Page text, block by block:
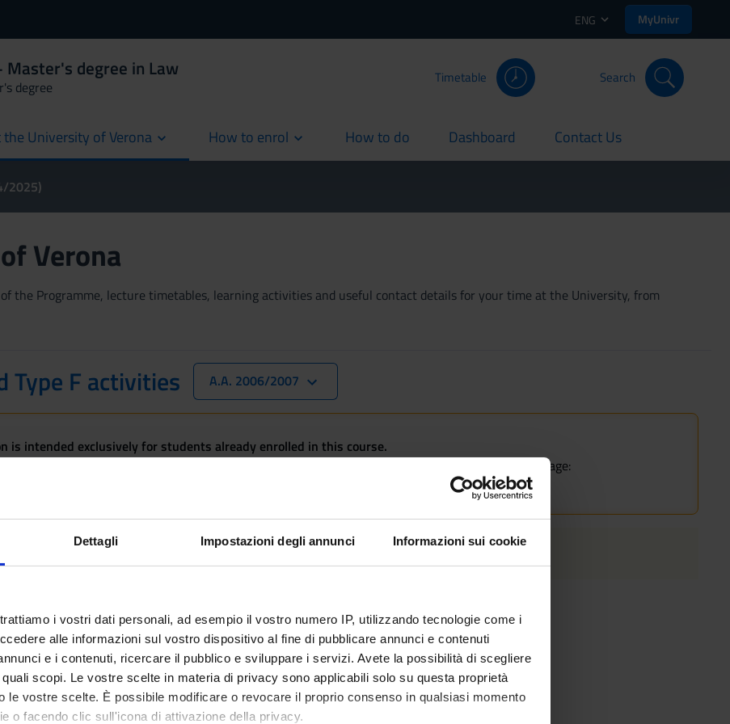
Dettagli Impostazioni degli annunci Informazioni sui cookie
trattiamo i vostri dati personali, ad esempio il vostro numero IP, utilizzando tecnologie come i
alle informazioni sul vostro dispositivo al fine di pubblicare annunci e contenuti
e i contenuti, ricercare il pubblico e sviluppare i servizi. Avete la possibilità di scegliere
scopi. Le vostre scelte in materia di privacy sono applicabili solo su questa proprietà
le vostre scelte. È possibile modificare o revocare il proprio consenso in qualsiasi momento
o facendo clic sull'icona di attivazione della privacy.
ENG MyUnivr
Master's degree in Law
degree
Timetable Search
University of Verona How to enrol How to do
current Dashboard
current Contact Us
current
2025)
Verona
the Programme, lecture timetables, learning activities and useful contact details for your time at the University, from
Type F activities A.A. 2006/2007
is intended exclusively for students already enrolled in this course.
student interested in enrolling, you can find information about the course of study on the course page: